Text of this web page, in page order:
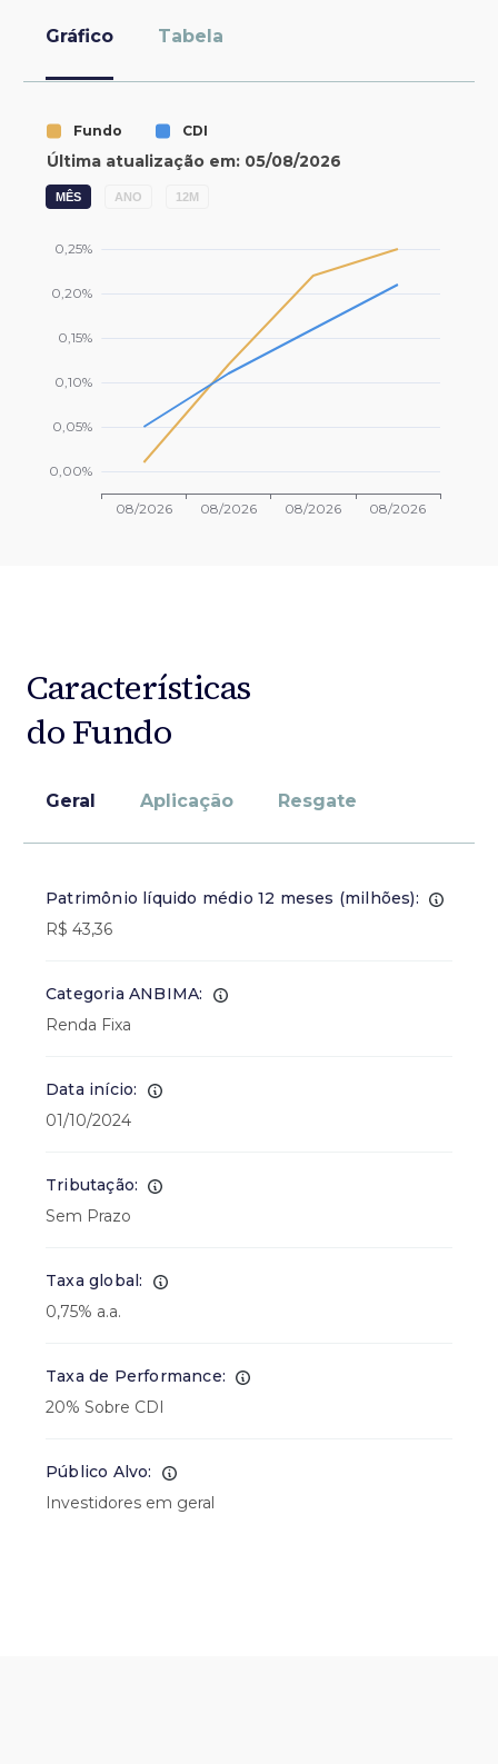
Gráfico Tabela
MÊS ANO 12M
Características
do Fundo
Geral Aplicação Resgate
Patrimônio líquido médio 12 meses (milhões):
R$ 43,36
Categoria ANBIMA:
Renda Fixa
Data início:
01/10/2024
Tributação:
Sem Prazo
Taxa global:
0,75% a.a.
Taxa de Performance:
20% Sobre CDI
Público Alvo:
Investidores em geral